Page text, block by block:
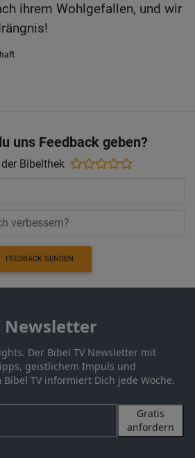
ihrem Wohlgefallen, und wir
uns Feedback geben?
Bibelthek
FEEDBACK SENDEN
Newsletter
Der Bibel TV Newsletter mit
geistlichem Impuls und
TV informiert Dich jede Woche.
Gratis
anfordern